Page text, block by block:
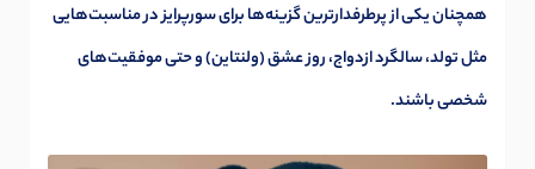
همچنان یکی از پرطرفدارترین گزینه‌ها برای سورپرایز در مناسبت‌هایی
مثل تولد، سالگرد ازدواج، روز عشق (ولنتاین) و حتی موفقیت‌های
شخصی باشند.